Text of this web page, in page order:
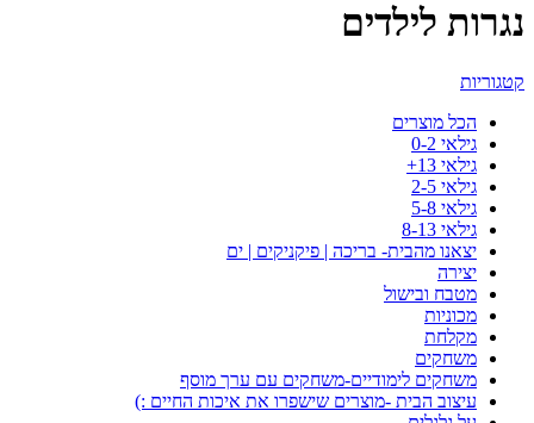
נגרות לילדים
קטגוריות
הכל מוצרים
גילאי 0-2
גילאי 13+
גילאי 2-5
גילאי 5-8
גילאי 8-13
יצאנו מהבית- בריכה | פיקניקים | ים
יצירה
מטבח ובישול
מכוניות
מקלחת
משחקים
משחקים לימודיים-משחקים עם ערך מוסף
עיצוב הבית -מוצרים שישפרו את איכות החיים :)